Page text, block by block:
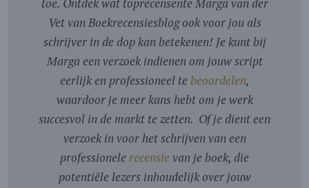
Vet van Boekrecensiesblog ook voor jou als
schrijver in de dop kan betekenen! Je kunt bij
Marga een verzoek indienen om jouw script
eerlijk en professioneel te beoordelen,
waardoor je meer kans hebt om je werk
succesvol in de markt te zetten. Of je dient een
verzoek in voor het schrijven van een
professionele recensievan je boek, die
potentiële lezers inhoudelijk over jouw